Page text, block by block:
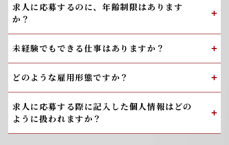
求人に応募するのに、年齢制限はあります
か？
未経験でもできる仕事はありますか？
どのような雇用形態ですか？
求人に応募する際に記入した個人情報はどの
ように扱われますか？